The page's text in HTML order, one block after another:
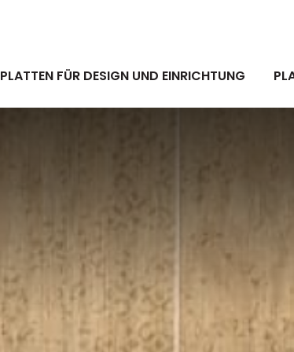
PLATTEN FÜR DESIGN UND EINRICHTUNG